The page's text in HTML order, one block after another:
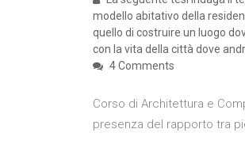
modello abitativo della
quello di costruire un luogo
con la vita della città dove
4 Comments
Corso di Architettura e
presenza del rapporto tra